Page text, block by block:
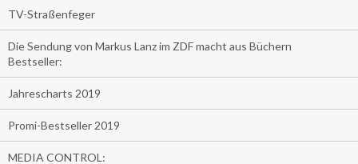
TV-Straßenfeger
Die Sendung von Markus Lanz im ZDF macht aus Büchern
Bestseller:
Jahrescharts 2019
Promi-Bestseller 2019
MEDIA CONTROL: